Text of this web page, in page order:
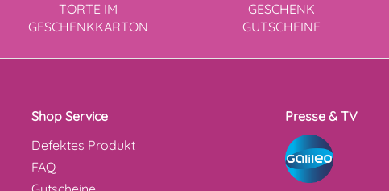
TORTE IM
GESCHENKKARTON
GESCHENK
GUTSCHEINE
Shop Service
Defektes Produkt
FAQ
Presse & TV